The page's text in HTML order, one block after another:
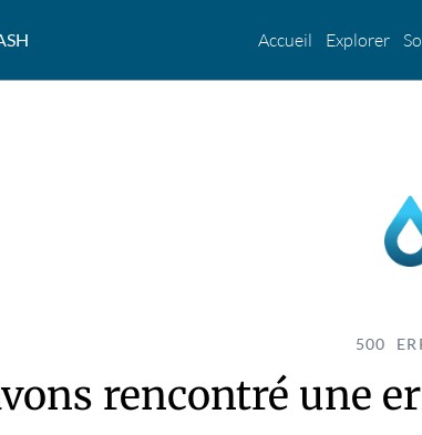
Accueil Explorer
500
rencontré une